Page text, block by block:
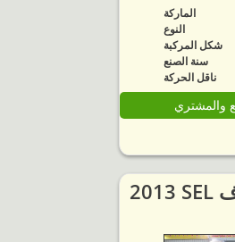
الماركة
النوع
شكل المركبة
سنة الصنع
ناقل الحركة
والمشتري